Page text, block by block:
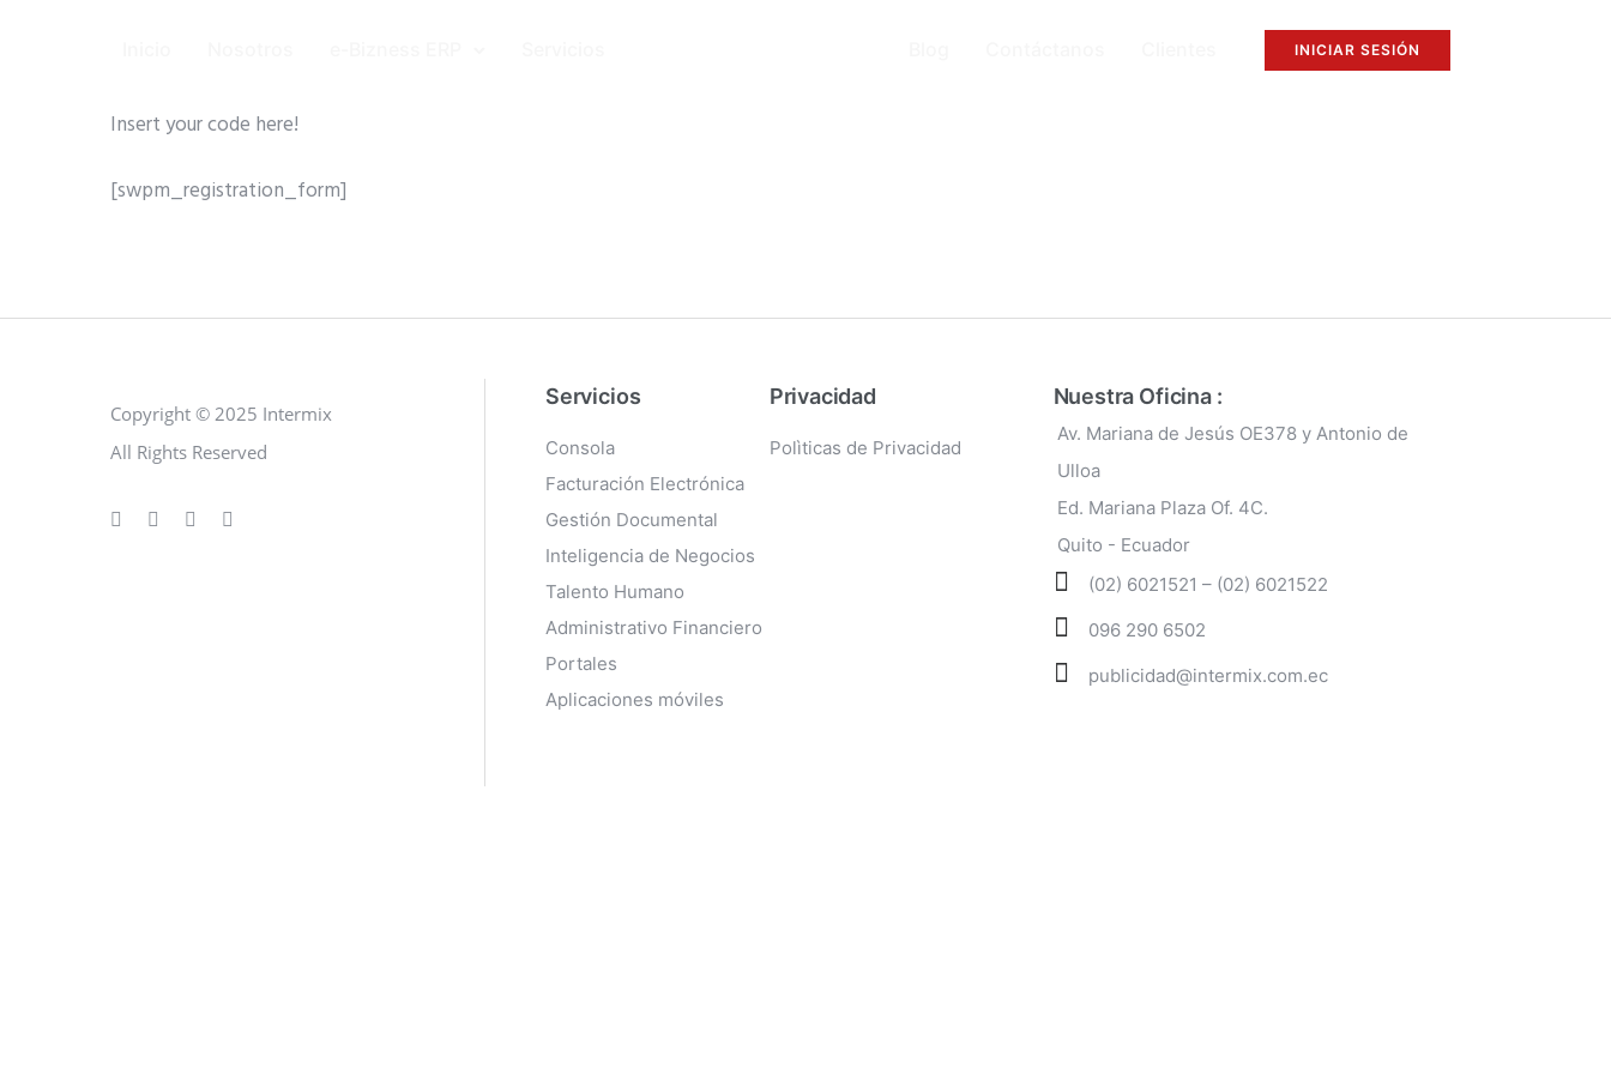
INICIAR SESIÓN
Insert your code here!
[swpm_registration_form]
Copyright © 2025 Intermix
All Rights Reserved
Servicios
Consola
Facturación Electrónica
Gestión Documental
Inteligencia de Negocios
Talento Humano
Administrativo Financiero
Portales
Aplicaciones móviles
Privacidad
Polìticas de Privacidad
Nuestra Oficina :
Av. Mariana de Jesús OE378 y Antonio de
Ulloa
Ed. Mariana Plaza Of. 4C.
Quito - Ecuador
(02) 6021521 – (02) 6021522
096 290 6502
publicidad@intermix.com.ec